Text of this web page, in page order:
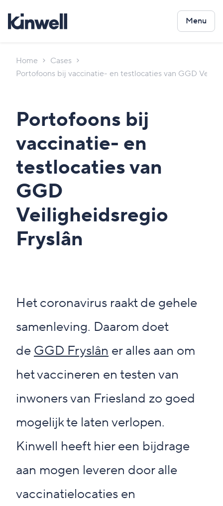
Menu
Home
Cases
Portofoons bij vaccinatie- en testlocaties van GGD
Portofoons bij
vaccinatie- en
testlocaties van
GGD
Veiligheidsregio
Fryslân
Het coronavirus raakt de gehele
samenleving. Daarom doet
de GGD Fryslân er alles aan om
het vaccineren en testen van
inwoners van Friesland zo goed
mogelijk te laten verlopen.
Kinwell heeft hier een bijdrage
aan mogen leveren door alle
vaccinatielocaties en